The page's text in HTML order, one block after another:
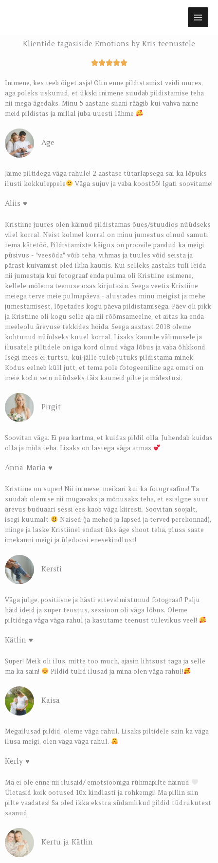
Klientide tagasiside Emotions by Kris teenustele
R
t
e
d
5
5
Inimene, kes teeb õiget asja! Olin enne pildistamist veidi mures,
aga poleks uskunud, et ükski inimene suudab pildistamise teha
nii mega ägedaks. Minu 5 aastane siiani räägib kui vahva naine
meid pildistas ja millal juba uuesti lähme
Age
Jäime piltidega väga rahule! 2 aastase tütarlapsega sai ka lõpuks
ilusti kokkuleppele
Väga sujuv ja vaba koostöö! Igati soovitame!
Aliis ♥️
Kristiine juures olen käinud pildistamas õues/stuudios nüüdseks
viiel korral. Neist kolmel korral on minu jumestus olnud samuti
tema kätetöö. Pildistamiste käigus on proovile pandud ka meigi
püsivus - "veesõda" võib teha, vihmas ja tuules võid seista ja
pärast kuivamist oled ikka kaunis. Kui selleks aastaks tuli leida
nii jumestaja kui fotograaf enda pulma oli Kristiine esimene,
kellele mõlema teenuse osas kirjutasin. Seega veetis Kristiine
meiega terve meie pulmapäeva - alustades minu meigist ja mehe
jumestamisest, lõpetades kogu päeva pildistamisega. Päev oli pikk
ja Kristiine oli kogu selle aja nii rõõmsameelne, et aitas ka enda
meeleolu ärevuse tekkides hoida. Seega aastast 2018 oleme
kohtunud nüüdseks kuuel korral. Lisaks kaunile välimusele ja
ilusatele piltidele on iga kord olnud väga lõbus ja vaba õhkkond.
Isegi mees ei turtsu, kui jälle tuleb jutuks pildistama minek.
Kodus eelneb küll jutt, et tema pole fotogeeniline aga ometi on
meie kodu sein nüüdseks täis kauneid pilte ja mälestusi.
Pirgit
Soovitan väga. Ei pea kartma, et kuidas pildil olla. Juhendab kuidas
olla ja mida teha. Lisaks on lastega väga armas
Anna-Maria ♥️
Kristiine on super! Nii inimese, meikari kui ka fotograafina! Ta
suudab olemise nii mugavaks ja mõnusaks teha, et esialgne suur
ärevus buduaari sessi ees kaob väga kiiresti. Soovitan soojalt,
isegi kuumalt
Naised (ja mehed ja lapsed ja terved perekonnad),
minge ja laske Kristiinel endast üks äge shoot teha, pluss saate
imekauni meigi ja üledoosi enesekindlust!
Kersti
Väga julge, positiivne ja hästi ettevalmistunud fotograaf! Palju
häid ideid ja super teostus, sessioon oli väga lõbus. Oleme
piltidega väga väga rahul ja kasutame teenust tulevikus veel!
Kätlin ♥️
Super! Meik oli ilus, mitte too much, ajasin lihtsust taga ja selle
ma ka sain!
Pildid tulid ilusad ja mina olen väga rahul!
Kaisa
Megailusad pildid, oleme väga rahul. Lisaks piltidele sain ka väga
ilusa meigi, olen väga väga rahul.
Kerly ♥️
Ma ei ole enne nii ilusaid/ emotsiooniga rühmapilte näinud
Ületasid kōik ootused 10x kindlasti ja rohkemgi! Ma pillin siin
pilte vaadates! Sa oled ikka ekstra südamlikud pildid tüdrukutest
saanud.
Kertu ja Kätlin